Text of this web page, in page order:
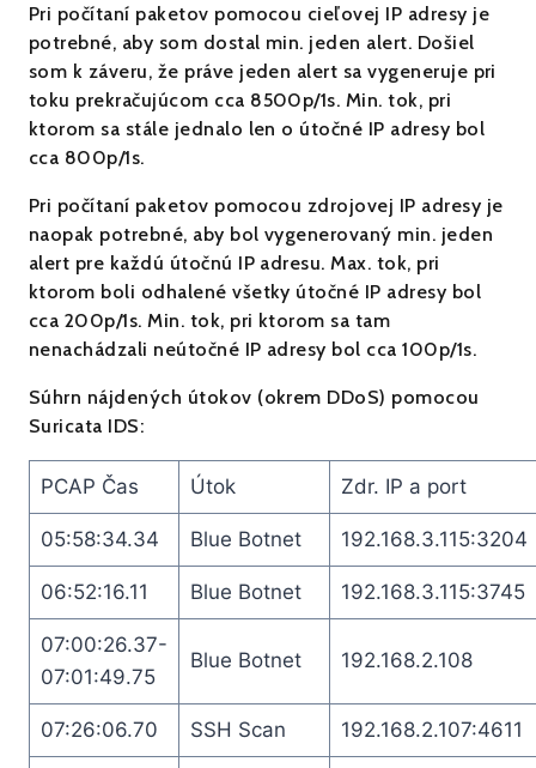
Pri počítaní paketov pomocou cieľovej IP adresy je
potrebné, aby som dostal min. jeden alert. Došiel
som k záveru, že práve jeden alert sa vygeneruje pri
toku prekračujúcom cca 8500p/1s. Min. tok, pri
ktorom sa stále jednalo len o útočné IP adresy bol
cca 800p/1s.
Pri počítaní paketov pomocou zdrojovej IP adresy je
naopak potrebné, aby bol vygenerovaný min. jeden
alert pre každú útočnú IP adresu. Max. tok, pri
ktorom boli odhalené všetky útočné IP adresy bol
cca 200p/1s. Min. tok, pri ktorom sa tam
nenachádzali neútočné IP adresy bol cca 100p/1s.
Súhrn nájdených útokov (okrem DDoS) pomocou
Suricata IDS:
PCAP Čas Útok Zdr. IP a port
05:58:34.34 Blue Botnet 192.168.3.115:3204
06:52:16.11 Blue Botnet 192.168.3.115:3745
07:00:26.37-
07:01:49.75
Blue Botnet 192.168.2.108
07:26:06.70 SSH Scan 192.168.2.107:4611